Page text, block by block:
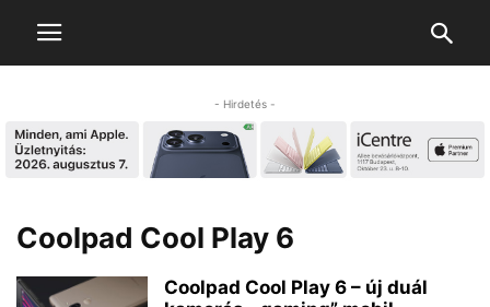
- Hirdetés -
Coolpad Cool Play 6
Coolpad Cool Play 6 – új duál